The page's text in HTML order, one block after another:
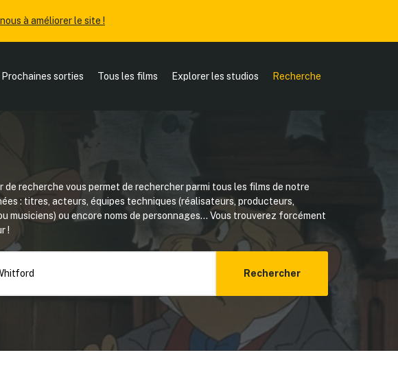
à améliorer le site !
Prochaines sorties Tous les films Explorer les studios Recherche
de recherche vous permet de rechercher parmi tous les films de notre
: titres, acteurs, équipes techniques (réalisateurs, producteurs,
musiciens) ou encore noms de personnages... Vous trouverez forcément
!
Rechercher